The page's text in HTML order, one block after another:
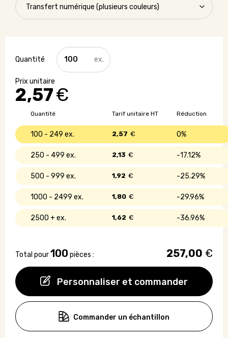
2,57€
Personnaliser et commander
quantité
de
Couverture
survie
Quantité Réduction
Tarif unitaire HT
100 - 249 0%
2,57 €
250 - 499 17.12%
2,13 €
500 - 999 25.29%
1,92 €
1000 - 2499 29.96%
1,80 €
2500 + 36.96%
1,62 €
Total pour100 pièces : 257,00 €
Commander un échantillon